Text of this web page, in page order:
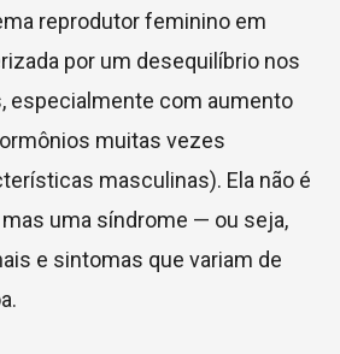
reprodutor feminino em
por um desequilíbrio nos
especialmente com aumento
muitas vezes
masculinas). Ela não é
uma síndrome — ou seja,
e sintomas que variam de